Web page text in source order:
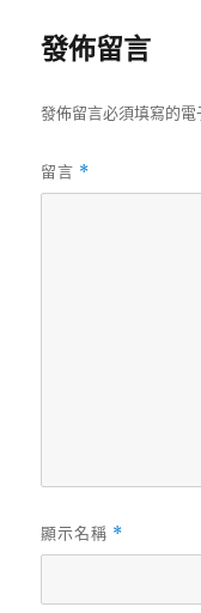
發佈留言
發佈留言必須填寫的電
留言 *
顯示名稱 *